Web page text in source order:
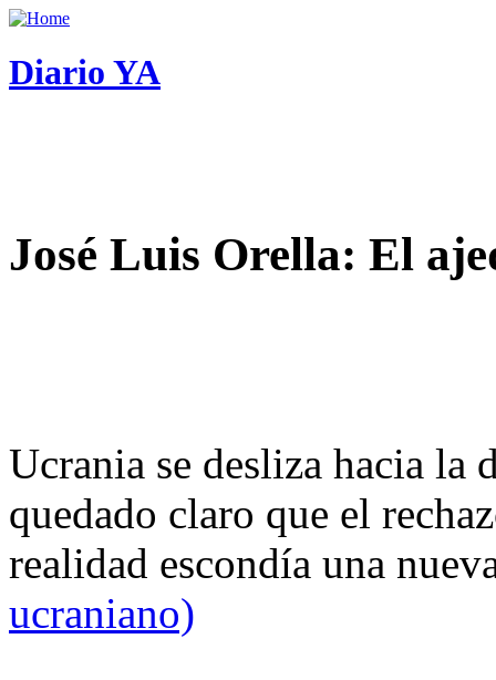
Diario YA
José Luis Orella: El
Ucrania se desliza hacia
quedado claro que el
realidad escondía una
ucraniano)